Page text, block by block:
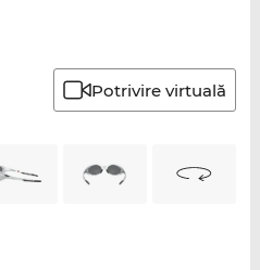
Potrivire virtuală